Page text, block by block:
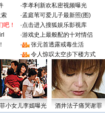
·李孝利新欢私密视频曝光
索 ·孟庭苇可爱儿子最新照(图)
吧！ ·点击进入搜狐娱乐影视库
·游戏史上最般配的十对情侣
·
张元首透露戒毒生活
· 令人惊叹太空步下楼方式
小女儿李嫣曝光 酒井法子痛哭谢罪